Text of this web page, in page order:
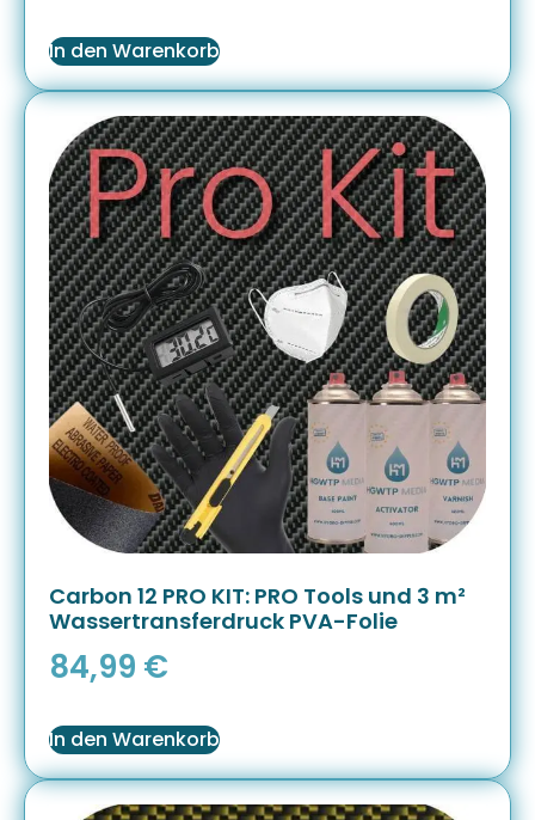
In den Warenkorb
Carbon 12 PRO KIT: PRO Tools und 3 m²
Wassertransferdruck PVA-Folie
84,99 €
In den Warenkorb